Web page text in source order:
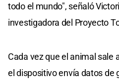
todo el mundo", señaló
investigadora del Proyecto
Cada vez que el animal sale
el dispositivo envía datos de